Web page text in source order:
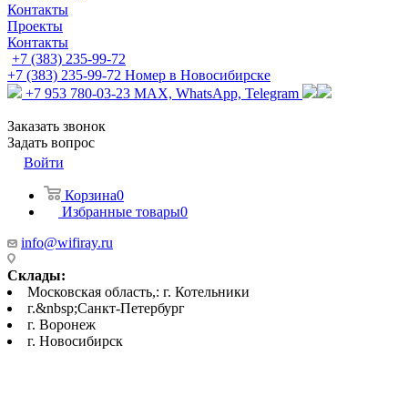
Контакты
Проекты
Контакты
+7 (383) 235-99-72
+7 (383) 235-99-72 Номер в Новосибирске
+7 953 780-03-23 MAX, WhatsApp, Telegram
Заказать звонок
Задать вопрос
Войти
Корзина0
Избранные товары0
info@wifiray.ru
Склады:
Московская область,: г. Котельники
г.&nbsp;Санкт-Петербург
г. Воронеж
г. Новосибирск